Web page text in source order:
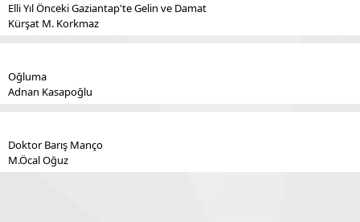
Elli Yıl Önceki Gaziantap'te Gelin ve Damat
Kürşat M. Korkmaz
Oğluma
Adnan Kasapoğlu
Doktor Barış Manço
M.Öcal Oğuz